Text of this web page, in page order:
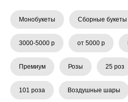
Монобукеты Сборные букеты
3000-5000 р от 5000 р
Премиум Розы 25 роз
101 роза Воздушные шары